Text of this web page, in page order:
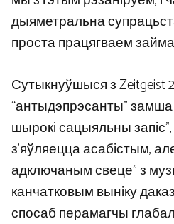
дыяметральна
проста працягваем
Сутыкнуўшыся з Zeitgeist
“антыдэпрэсанты”
шырокі сацыяльны
з’яўляецца асабістым,
адключаным свеце” з
канчатковым выніку
спосаб перамагчы